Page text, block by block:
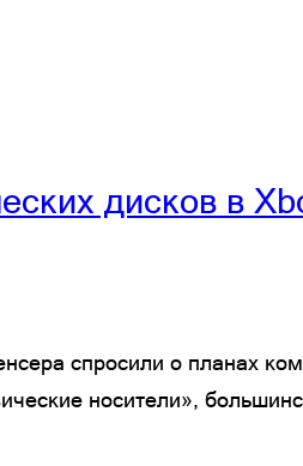
дисков в
спросили о планах
носители»,